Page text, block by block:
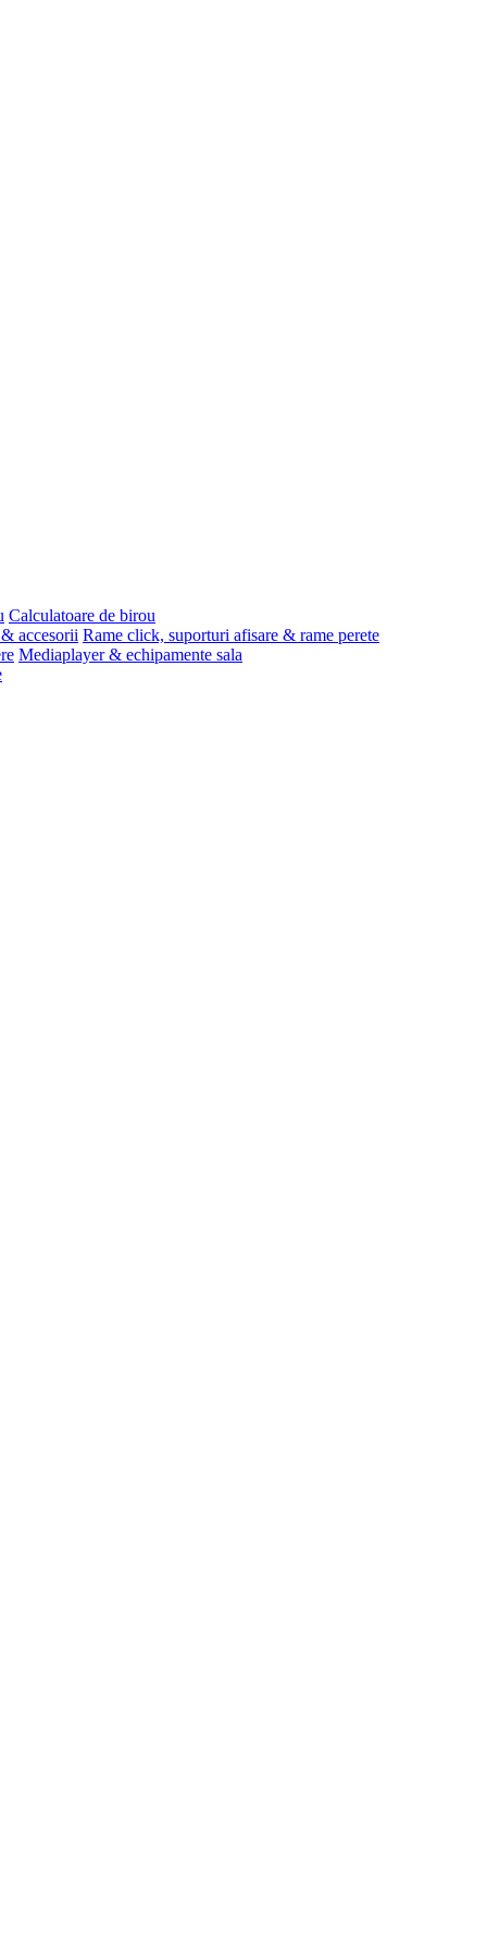
Calculatoare de birou
accesorii Rame click, suporturi afisare & rame perete
Mediaplayer & echipamente sala